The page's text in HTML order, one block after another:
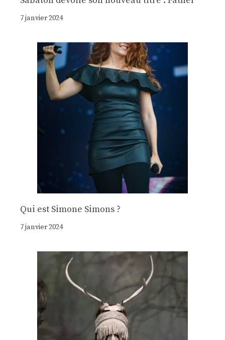
7 janvier 2024
Qui est Simone Simons ?
7 janvier 2024